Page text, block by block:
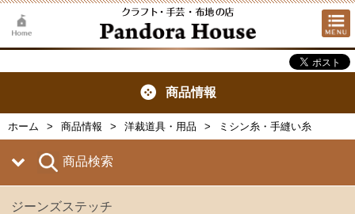
商品情報
ホーム 商品情報 洋裁道具・用品 ミシン糸・手縫い糸
商品検索
ジーンズステッチ